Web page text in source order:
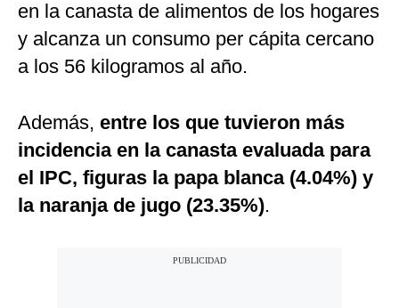
en la canasta de alimentos de los hogares
y alcanza un consumo per cápita cercano
a los 56 kilogramos al año.
Además, entre los que tuvieron más
incidencia en la canasta evaluada para
el IPC, figuras la papa blanca (4.04%) y
la naranja de jugo (23.35%).